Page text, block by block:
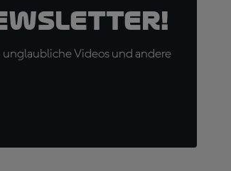
Videos und andere